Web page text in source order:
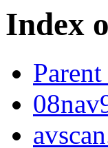
Index